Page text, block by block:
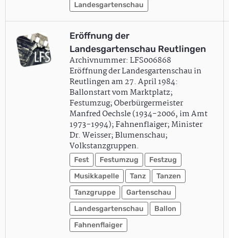
Landesgartenschau
Eröffnung der
Landesgartenschau Reutlingen
Archivnummer: LFS006868
Eröffnung der Landesgartenschau in
Reutlingen am 27. April 1984:
Ballonstart vom Marktplatz;
Festumzug; Oberbürgermeister
Manfred Oechsle (1934-2006, im Amt
1973-1994); Fahnenflaiger; Minister
Dr. Weisser; Blumenschau;
Volkstanzgruppen.
Fest Festumzug
Festzug
Musikkapelle
Tanz
Tanzen
Tanzgruppe
Gartenschau
Landesgartenschau
Ballon
Fahnenflaiger